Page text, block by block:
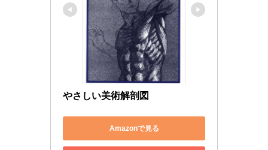
やさしい美術解剖図
Amazonで見る